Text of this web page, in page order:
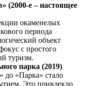
(2000-е – настоящее
окаменелых
периода
объект
с простого
туризм.
парка (2019)
до «Парка» стало
Это привлекло